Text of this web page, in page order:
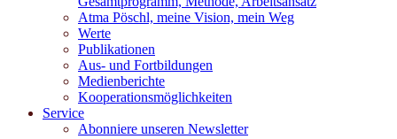
Atma Pöschl, meine Vision, mein Weg
Werte
Publikationen
Aus- und Fortbildungen
Medienberichte
Kooperationsmöglichkeiten
Service
Abonniere unseren Newsletter